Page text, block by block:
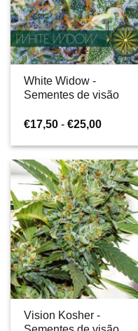
White Widow -
Sementes de visão
€17,50 - €25,00Gama
preços:
€17,50
a
€25,00
Vision Kosher -